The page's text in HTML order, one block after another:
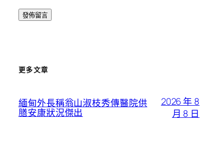
更多文章
緬甸外長稱翁山淑枝秀傳醫院供
膳安康狀況傑出
2026 年 8
月 8 日